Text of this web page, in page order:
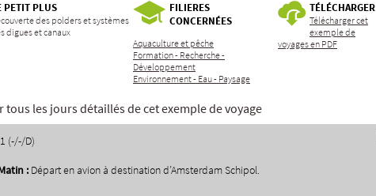
PETIT PLUS
des polders et systèmes
digues et canaux
FILIERES
CONCERNÉES
Aquaculture et pêche
Formation - Recherche -
Développement
Environnement - Eau - Paysage
TÉLÉCHARGER
Télécharger cet
exemple de
voyages en PDF
tous les jours détaillés de cet exemple de voyage
(-/-/D)
: Départ en avion à destination d’Amsterdam Schipol.